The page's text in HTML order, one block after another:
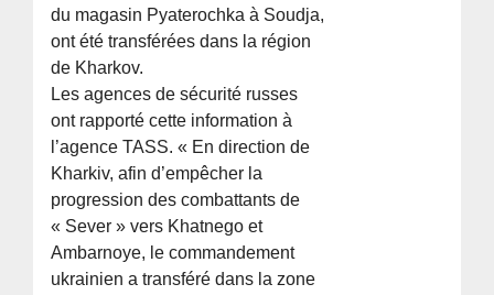
du magasin Pyaterochka à Soudja,
ont été transférées dans la région
de Kharkov.
Les agences de sécurité russes
ont rapporté cette information à
l’agence TASS. « En direction de
Kharkiv, afin d’empêcher la
progression des combattants de
« Sever » vers Khatnego et
Ambarnoye, le commandement
ukrainien a transféré dans la zone